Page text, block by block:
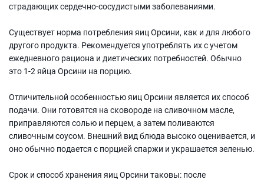
страдающих сердечно-сосудистыми заболеваниями.
Существует норма потребления яиц Орсини, как и для любого
другого продукта. Рекомендуется употреблять их с учетом
ежедневного рациона и диетических потребностей. Обычно
это 1-2 яйца Орсини на порцию.
Отличительной особенностью яиц Орсини является их способ
подачи. Они готовятся на сковороде на сливочном масле,
приправляются солью и перцем, а затем поливаются
сливочным соусом. Внешний вид блюда высоко оценивается, и
оно обычно подается с порцией спаржи и украшается зеленью.
Срок и способ хранения яиц Орсини таковы: после